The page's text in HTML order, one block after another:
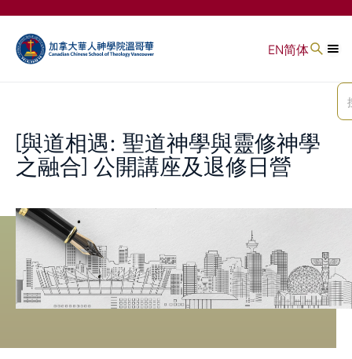
EN简体
[與道相遇: 聖道神學與靈修神學
之融合] 公開講座及退修日營